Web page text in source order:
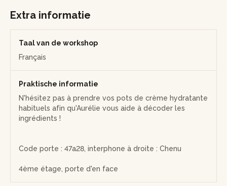
cosmétiques à haute qualité nutritionnelle pour préserver
votre peau. Vous repartirez riche de ces nouveaux
apprentissages et avec votre kit zéro déchet à haute
qualité nutritionnel et environnemental.
Extra informatie
Taal van de workshop
Français
Praktische informatie
N'hésitez pas à prendre vos pots de crème hydratante
habituels afin qu'Aurélie vous aide à décoder les
ingrédients !
Code porte : 47a28, interphone à droite : Chenu
4ème étage, porte d'en face